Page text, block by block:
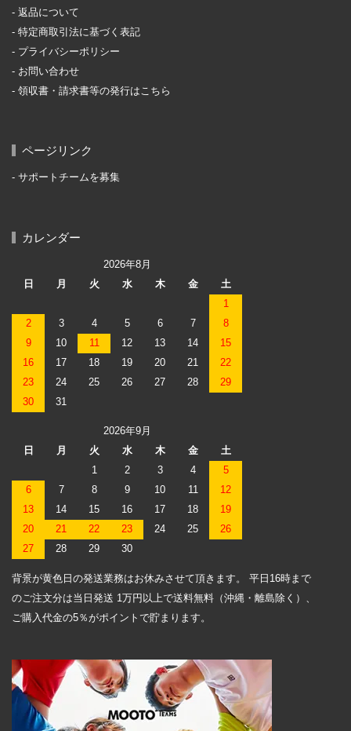
返品について
特定商取引法に基づく表記
プライバシーポリシー
お問い合わせ
領収書・請求書等の発行はこちら
ページリンク
サポートチームを募集
カレンダー
2026年8月
日
月 火 水 木 金
土
1
2
3 4 5 6 7
8
9
10 11 12 13 14
15
16
17 18 19 20 21
22
23
24 25 26 27 28
29
30
31
2026年9月
日
月 火 水 木 金
土
1
2 3 4
5
6
7 8 9 10 11
12
13
14 15 16 17 18
19
20
21 22 23 24 25
26
27
28 29 30
背景が黄色日の発送業務はお休みさせて頂きます。 平日16時まで
のご注文分は当日発送 1万円以上で送料無料（沖縄・離島除く）、
ご購入代金の5％がポイントで貯まります。